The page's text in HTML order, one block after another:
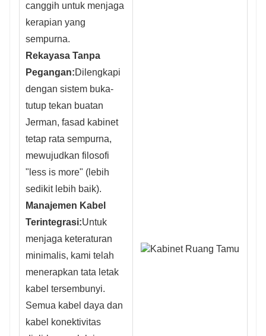
canggih untuk menjaga
kerapian yang
sempurna.
Rekayasa Tanpa
Pegangan:Dilengkapi
dengan sistem buka-
tutup tekan buatan
Jerman, fasad kabinet
tetap rata sempurna,
mewujudkan filosofi
"less is more" (lebih
sedikit lebih baik).
Manajemen Kabel
Terintegrasi:Untuk
menjaga keteraturan
minimalis, kami telah
menerapkan tata letak
kabel tersembunyi.
Semua kabel daya dan
kabel konektivitas